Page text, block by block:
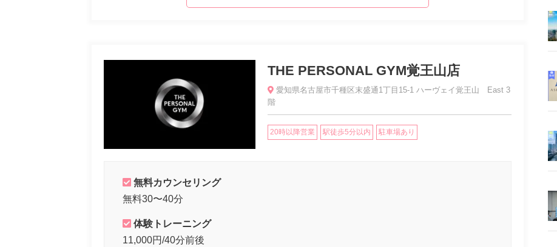
THE PERSONAL GYM覚王山店
愛知県名古屋市千種区末盛通1丁目15-1 ハーヴェイ覚王山 East 3
階
20時以降営業 駅徒歩5分以内 駐車場あり
無料カウンセリング
無料30〜40分
体験トレーニング
11,000円/40分前後